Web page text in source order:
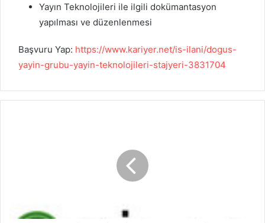
Yayın Teknolojileri ile ilgili dokümantasyon
yapılması ve düzenlenmesi
Başvuru Yap: https://www.kariyer.net/is-ilani/dogus-
yayin-grubu-yayin-teknolojileri-stajyeri-3831704